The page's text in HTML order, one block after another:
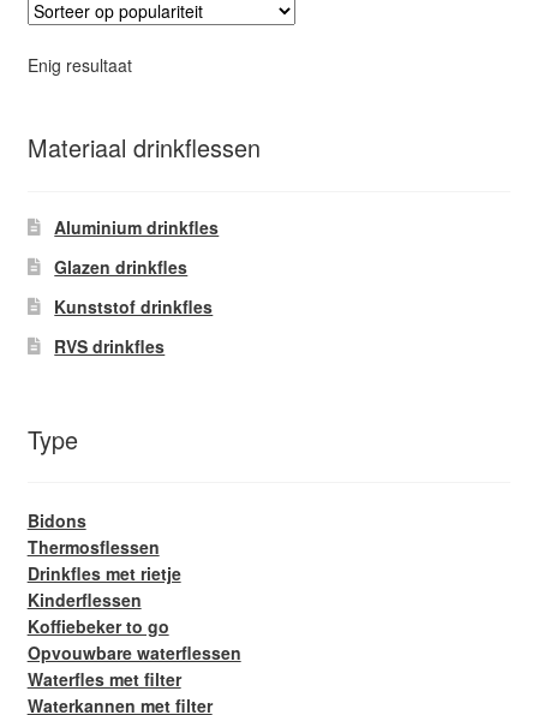
Enig resultaat
Materiaal drinkflessen
Aluminium drinkfles
Glazen drinkfles
Kunststof drinkfles
RVS drinkfles
Type
Bidons
Thermosflessen
Drinkfles met rietje
Kinderflessen
Koffiebeker to go
Opvouwbare waterflessen
Waterfles met filter
Waterkannen met filter